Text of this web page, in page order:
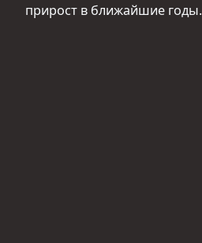
прирост в ближайшие годы.